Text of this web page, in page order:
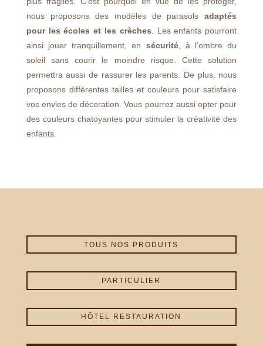
nous proposons des modèles de parasolsadaptés
pour les écoles et les crèches . Les enfants pourront
ainsi jouer tranquillement, en sécurité, à l’ombre du
soleil sans courir le moindre risque. Cette solution
permettra aussi de rassurer les parents. De plus, nous
proposons différentes tailles et couleurs pour satisfaire
vos envies de décoration. Vous pourrez aussi opter pour
des couleurs chatoyantes pour stimuler la créativité des
enfants.
TOUS NOS PRODUITS
PARTICULIER
HÔTEL RESTAURATION